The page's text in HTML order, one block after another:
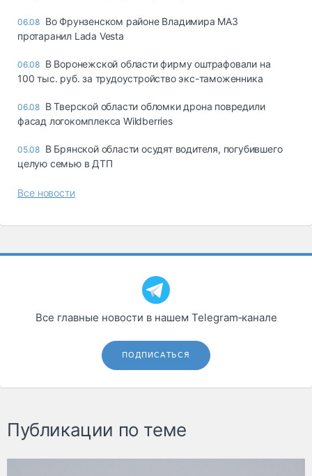
06.08 Во Фрунзенском районе Владимира МАЗ
протаранил Lada Vesta
06.08 В Воронежской области фирму оштрафовали на
100 тыс. руб. за трудоустройство экс-таможенника
06.08 В Тверской области обломки дрона повредили
фасад логокомплекса Wildberries
05.08 В Брянской области осудят водителя, погубившего
целую семью в ДТП
Все новости
Все главные новости в нашем Telegram‑канале
ПОДПИСАТЬСЯ
Публикации по теме